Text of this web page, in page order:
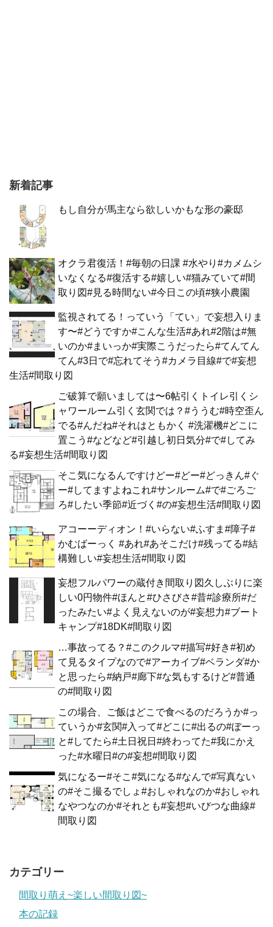
新着記事
もし自分が馬主なら欲しいかもな形の豪邸
オクラ君復活！#毎朝の日課 #水やり#カメムシ
いなくなる#復活する#嬉しい#猫みていて#間
取り図#見る時間ない#今日この頃#狭小農園
監視されてる！っていう「てい」で妄想入りま
す〜#どうですか#こんな生活#あれ#2階は#無
いのか#まいっか#実際こうだったら#てんてん
てん#3日で#忘れてそう#カメラ目線#で#妄想
生活#間取り図
ご破算で願いましては〜6帖引くトイレ引くシ
ャワールーム引く玄関では？#ううむ#時空歪ん
でる#んだね#それはともかく #洗濯機#どこに
置こう#などなど#引越し初日気分#で#してみ
る#妄想生活#間取り図
そこ気になるんですけどー#どー#どっきん#ぐ
ー#してますよねこれ#サンルーム#で#ごろご
ろ#したい季節#近づく#の#妄想生活#間取り図
アコーーディオン！#いらない#ふすま#障子#
かむばーっく #あれ#あそこだけ#残ってる#結
構難しい#妄想生活#間取り図
妄想フルパワーの蔵付き間取り図久しぶりに楽
しい0円物件#ほんと#ひさびさ#昔#診療所#だ
ったみたい#よく見えないのが#妄想力#ブート
キャンプ#18DK#間取り図
…事故ってる？#このクルマ#描写#好き#初め
て見るタイプなので#アーカイブ#ベランダ#か
と思ったら#納戸#廊下#な気もするけど#普通
の#間取り図
この場合、ご飯はどこで食べるのだろうか#っ
ていうか#玄関#入って#どこに#出るの#ぼーっ
と#してたら#土日祝日#終わってた#我にかえ
った#水曜日#の#妄想#間取り図
気になるー#そこ#気になる#なんで#写真ない
の#そこ撮るでしょ#おしゃれなのか#おしゃれ
なやつなのか#それとも#妄想#いびつな曲線#
間取り図
カテゴリー
間取り萌え~楽しい間取り図~
本の記録